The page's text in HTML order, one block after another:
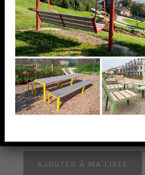
Main-courante
a gorge oval
droite
Main-courante / Set tube a
AJOUTER À MA LISTE